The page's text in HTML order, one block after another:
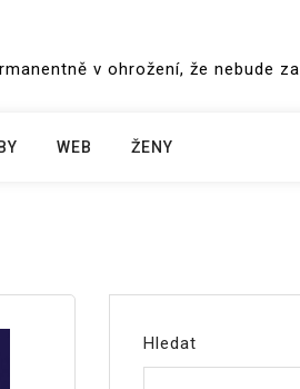
v ohrožení, že nebude
WEB ŽENY
Hledat